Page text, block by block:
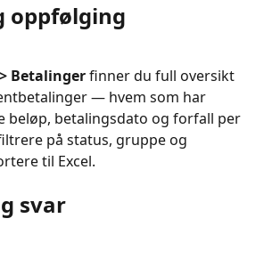
oppfølging
Betalinger finner du full oversikt
— hvem som har
beløp, betalingsdato og forfall per
på status, gruppe og
til Excel.
svar